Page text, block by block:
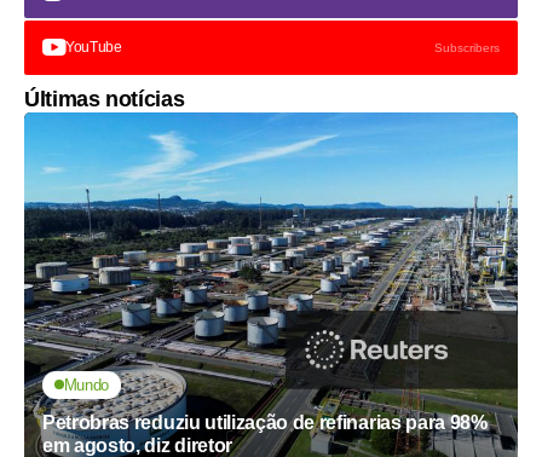
YouTube Subscribers
Últimas notícias
Mundo
Petrobras reduziu utilização de refinarias para 98%
em agosto, diz diretor